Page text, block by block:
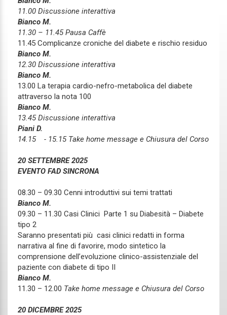
11.00 Discussione interattiva
Bianco M.
11.30 – 11.45 Pausa Caffè
11.45 Complicanze croniche del diabete e rischio residuo
Bianco M.
12.30 Discussione interattiva
Bianco M.
13.00 La terapia cardio-nefro-metabolica del diabete
attraverso la nota 100
Bianco M.
13.45 Discussione interattiva
Piani D.
14.15 - 15.15 Take home message e Chiusura del Corso
20 SETTEMBRE 2025
EVENTO FAD SINCRONA
08.30 – 09.30 Cenni introduttivi sui temi trattati
Bianco M.
09.30 – 11.30 Casi Clinici Parte 1 su Diabesità – Diabete
tipo 2
Saranno presentati più casi clinici redatti in forma
narrativa al fine di favorire, modo sintetico la
comprensione dell’evoluzione clinico-assistenziale del
paziente con diabete di tipo II
Bianco M.
11.30 – 12.00 Take home message e Chiusura del Corso
20 DICEMBRE 2025